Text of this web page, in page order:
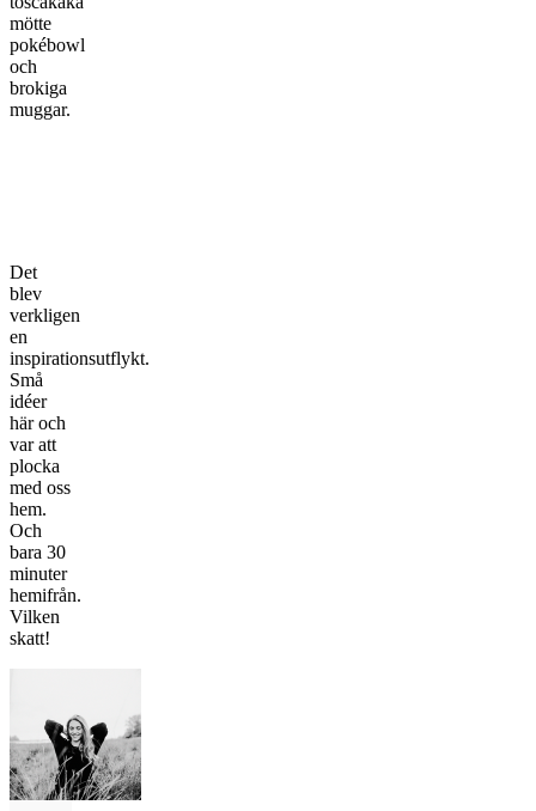
mötte
pokébowl
och
brokiga
muggar.
Det
blev
verkligen
en
inspirationsutflykt.
Små
idéer
här och
var att
plocka
med oss
hem.
Och
bara 30
minuter
hemifrån.
Vilken
skatt!